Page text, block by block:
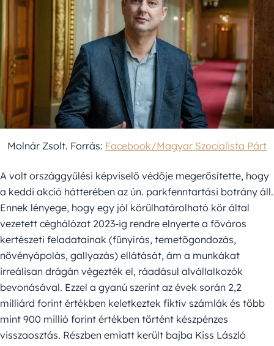
Molnár Zsolt. Forrás: Facebook/Magyar Szocialista Párt
A volt országgyűlési képviselő védője megerősítette, hogy
a keddi akció hátterében az ún. parkfenntartási botrány áll.
Ennek lényege, hogy egy jól körülhatárolható kör által
vezetett céghálózat 2023-ig rendre elnyerte a főváros
kertészeti feladatainak (fűnyírás, temetőgondozás,
növényápolás, gallyazás) ellátását, ám a munkákat
irreálisan drágán végezték el, ráadásul alvállalkozók
bevonásával. Ezzel a gyanú szerint az évek során 2,2
milliárd forint értékben keletkeztek fiktív számlák és több
mint 900 millió forint értékben történt készpénzes
visszaosztás. Részben emiatt került bajba Kiss László